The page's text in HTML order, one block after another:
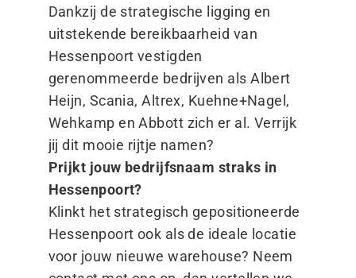
Dankzij de strategische ligging en
uitstekende bereikbaarheid van
Hessenpoort vestigden
gerenommeerde bedrijven als Albert
Heijn, Scania, Altrex, Kuehne+Nagel,
Wehkamp en Abbott zich er al. Verrijk
jij dit mooie rijtje namen?
Prijkt jouw bedrijfsnaam straks in
Hessenpoort?
Klinkt het strategisch gepositioneerde
Hessenpoort ook als de ideale locatie
voor jouw nieuwe warehouse? Neem